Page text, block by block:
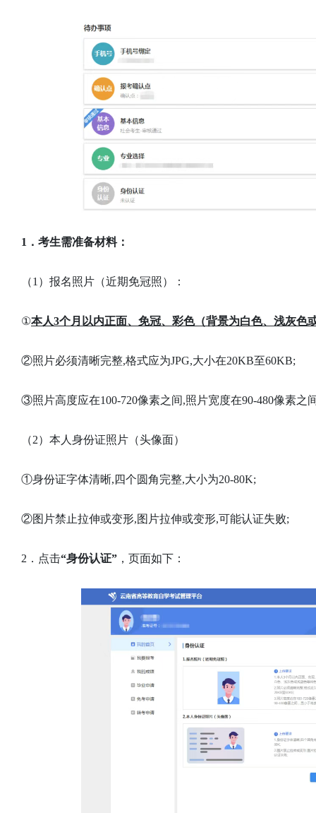
1．考生需准备材料：
（1）报名照片（近期免冠照）：
①本人3个月以内正面、免冠、彩色（背景为白色、浅灰色
②照片必须清晰完整,格式应为JPG,大小在20KB至60KB;
③照片高度应在100-720像素之间,照片宽度在90-480像素之
（2）本人身份证照片（头像面）
①身份证字体清晰,四个圆角完整,大小为20-80K;
②图片禁止拉伸或变形,图片拉伸或变形,可能认证失败;
2．点击“身份认证” ，页面如下：